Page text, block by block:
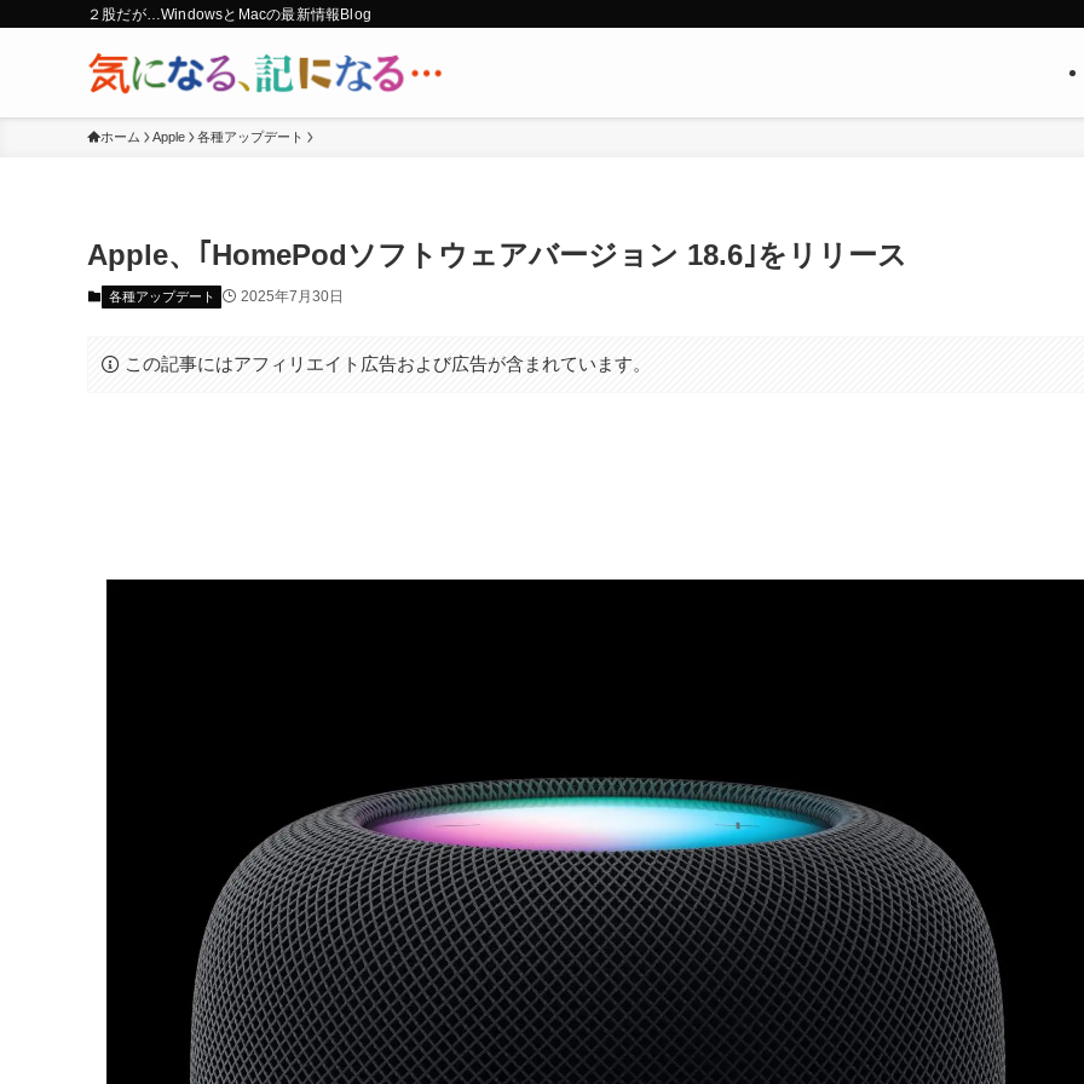
２股だが…WindowsとMacの最新情報Blog
ホーム Apple 各種アップデート
Apple、｢HomePodソフトウェアバージョン 18.6｣をリリース
各種アップデート 2025年7月30日
この記事にはアフィリエイト広告および広告が含まれています。